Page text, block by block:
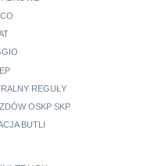
REGUŁY
OSKP SKP
BUTLI